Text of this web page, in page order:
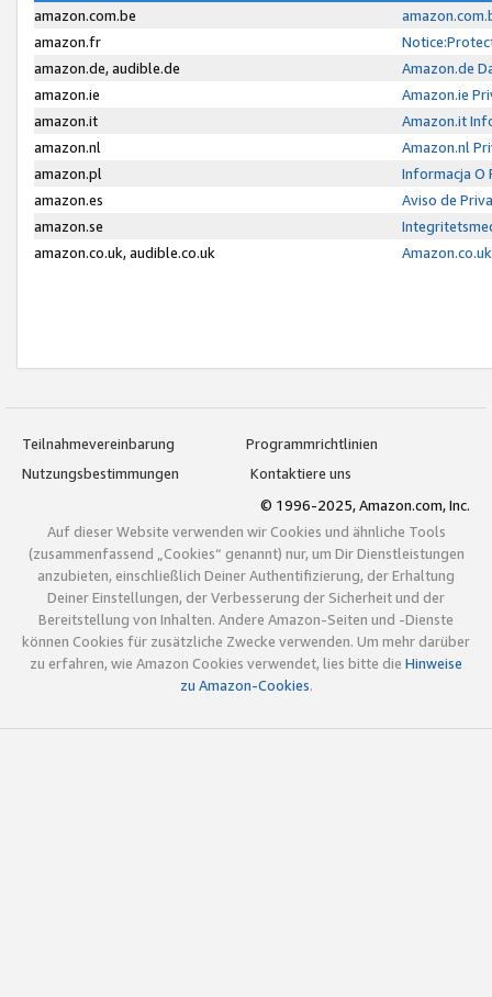
amazon.com.be
amazon.fr
amazon.de, audible.de
Amazon.de
amazon.ie
Amazon.ie
amazon.it
Amazon.it
amazon.nl
Amazon.nl
amazon.pl
Informacja O
amazon.es
Aviso de
amazon.se
amazon.co.uk, audible.co.uk
Teilnahmevereinbarung
Programmrichtlinien
Nutzungsbestimmungen
Kontaktiere uns
© 1996-2025, Amazon.com, Inc.
Auf dieser Website verwenden wir Cookies und ähnliche Tools
(zusammenfassend „Cookies“ genannt) nur, um Dir Dienstleistungen
anzubieten, einschließlich Deiner Authentifizierung, der Erhaltung
Deiner Einstellungen, der Verbesserung der Sicherheit und der
Bereitstellung von Inhalten. Andere Amazon-Seiten und -Dienste
können Cookies für zusätzliche Zwecke verwenden. Um mehr darüber
zu erfahren, wie Amazon Cookies verwendet, lies bitte die Hinweise
zu Amazon-Cookies.